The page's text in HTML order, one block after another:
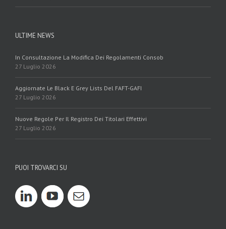
ULTIME NEWS
In Consultazione La Modifica Dei Regolamenti Consob
27 Luglio 2026
Aggiornate Le Black E Grey Lists Del FAFT-GAFI
27 Luglio 2026
Nuove Regole Per Il Registro Dei Titolari Effettivi
27 Luglio 2026
PUOI TROVARCI SU